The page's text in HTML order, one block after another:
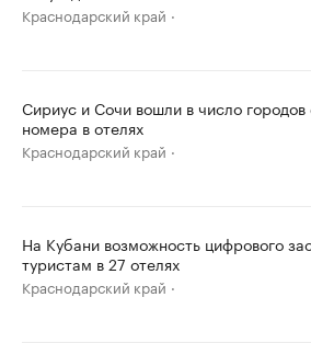
Краснодарский край
Сириус и Сочи вошли в число
номера в отелях
Краснодарский край
На Кубани возможность цифрового
туристам в 27 отелях
Краснодарский край